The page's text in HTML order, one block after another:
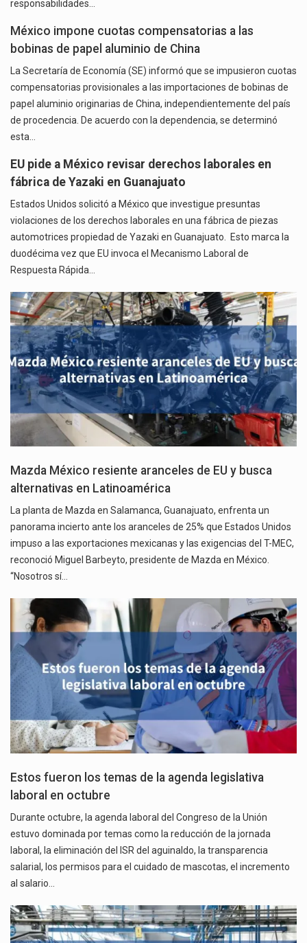
responsabilidades…
México impone cuotas compensatorias a las
bobinas de papel aluminio de China
La Secretaría de Economía (SE) informó que se impusieron cuotas
compensatorias provisionales a las importaciones de bobinas de
papel aluminio originarias de China, independientemente del país
de procedencia. De acuerdo con la dependencia, se determinó
esta…
EU pide a México revisar derechos laborales en
fábrica de Yazaki en Guanajuato
Estados Unidos solicitó a México que investigue presuntas
violaciones de los derechos laborales en una fábrica de piezas
automotrices propiedad de Yazaki en Guanajuato. Esto marca la
duodécima vez que EU invoca el Mecanismo Laboral de
Respuesta Rápida…
Mazda México resiente aranceles de EU y busca
alternativas en Latinoamérica
La planta de Mazda en Salamanca, Guanajuato, enfrenta un
panorama incierto ante los aranceles de 25% que Estados Unidos
impuso a las exportaciones mexicanas y las exigencias del T-MEC,
reconoció Miguel Barbeyto, presidente de Mazda en México.
“Nosotros sí…
Estos fueron los temas de la agenda legislativa
laboral en octubre
Durante octubre, la agenda laboral del Congreso de la Unión
estuvo dominada por temas como la reducción de la jornada
laboral, la eliminación del ISR del aguinaldo, la transparencia
salarial, los permisos para el cuidado de mascotas, el incremento
al salario…